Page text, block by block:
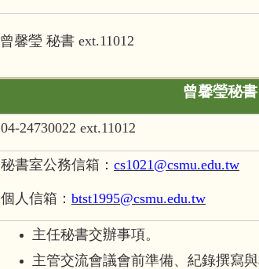
曾馨瑩 秘書 ext.11012
曾馨瑩秘書
04-24730022 ext.11012
秘書室公務信箱： cs1021@csmu.edu.tw
個人信箱： btst1995@csmu.edu.tw
主任秘書交辦事項。
主管交流會議會前準備、紀錄撰寫與